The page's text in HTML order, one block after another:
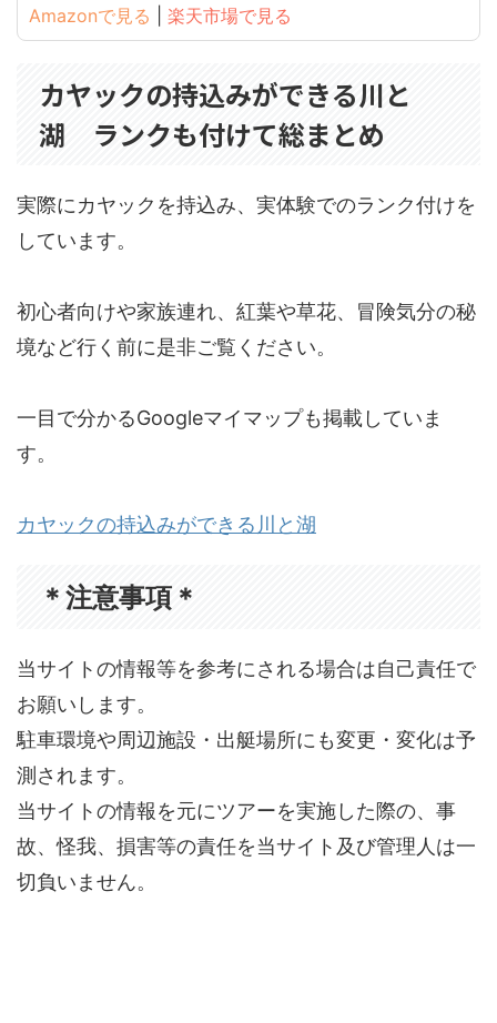
Amazonで見る 楽天市場で見る
カヤックの持込みができる川と
湖 ランクも付けて総まとめ
実際にカヤックを持込み、実体験でのランク付けを
しています。
初心者向けや家族連れ、紅葉や草花、冒険気分の秘
境など行く前に是非ご覧ください。
一目で分かるGoogleマイマップも掲載していま
す。
カヤックの持込みができる川と湖
＊注意事項＊
当サイトの情報等を参考にされる場合は自己責任で
お願いします。
駐車環境や周辺施設・出艇場所にも変更・変化は予
測されます。
当サイトの情報を元にツアーを実施した際の、事
故、怪我、損害等の責任を当サイト及び管理人は一
切負いません。